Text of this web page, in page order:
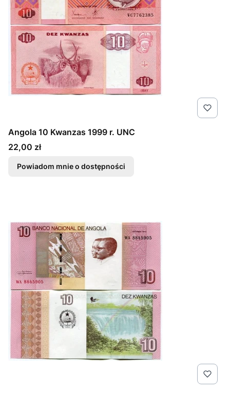
Angola 10 Kwanzas 1999 r. UNC
Cena
22,00 zł
Powiadom mnie o dostępności